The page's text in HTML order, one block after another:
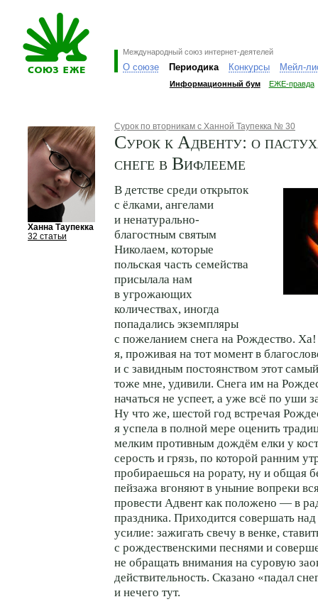
Международный союз интернет-деятелей
О союзе Периодика Конкурсы Мейл-
Информационный бум ЕЖЕ-правда
Ханна Таупекка
32 статьи
Сурок по вторникам с Ханной Таупекка № 30
Сурок к Адвенту: о
снеге в Вифлееме
В детстве среди открыток
с ёлками, ангелами
и ненатурально-
благостным святым
Николаем, которые
польская часть семейства
присылала нам
в угрожающих
количествах, иногда
попадались экземпляры
с пожеланием снега на Рождество.
я, проживая на тот момент в
и с завидным постоянством этот
тоже мне, удивили. Снега им на
начаться не успеет, а уже всё по уши
Ну что же, шестой год встречая
я успела в полной мере оценить
мелким противным дождём елки у
серость и грязь, по которой ранним
пробираешься на рорату, ну и общая
пейзажа вгоняют в уныние вопреки
провести Адвент как положено — в
праздника. Приходится совершать
усилие: зажигать свечу в венке,
с рождественскими песнями и
не обращать внимания на суровую
действительность. Сказано «падал
и нечего тут.